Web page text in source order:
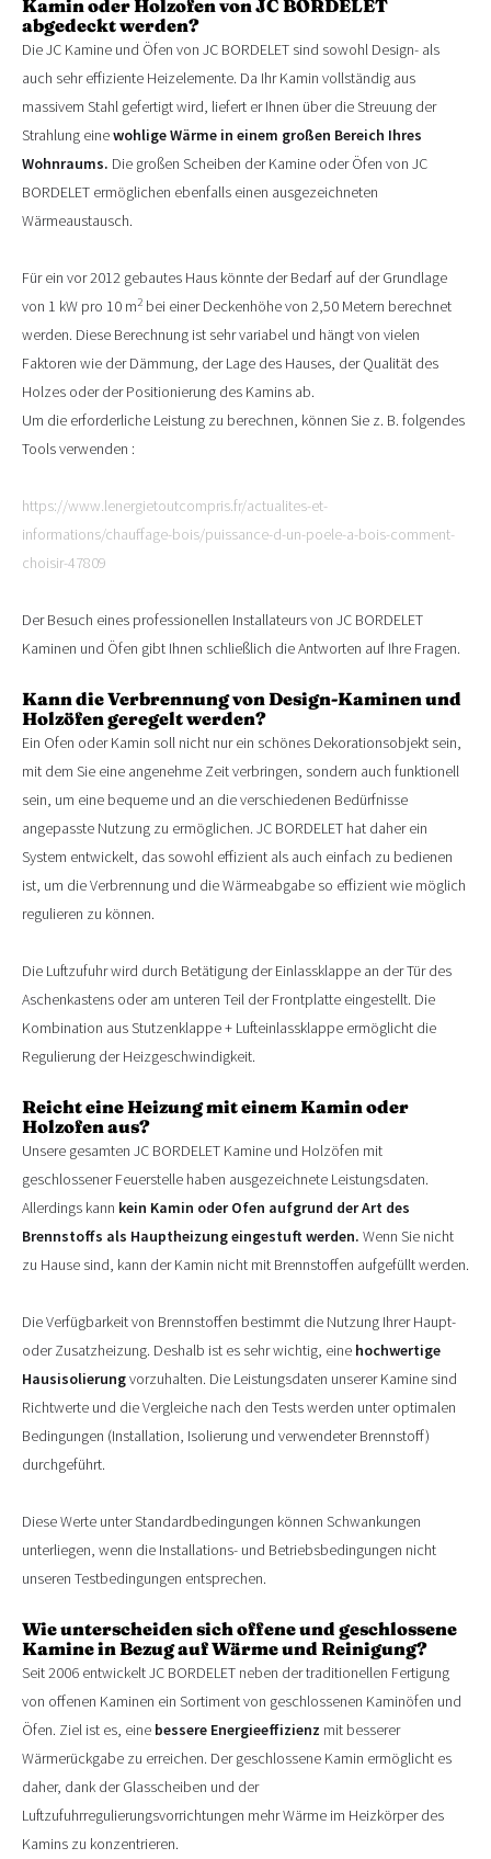
Kamin oder Holzofen von JC BORDELET
abgedeckt werden?
Die JC Kamine und Öfen von JC BORDELET sind sowohl Design- als
auch sehr effiziente Heizelemente. Da Ihr Kamin vollständig aus
massivem Stahl gefertigt wird, liefert er Ihnen über die Streuung der
Strahlung einewohlige Wärme in einem großen Bereich Ihres
Wohnraums. Die großen Scheiben der Kamine oder Öfen von JC
BORDELET ermöglichen ebenfalls einen ausgezeichneten
Wärmeaustausch.
Für ein vor 2012 gebautes Haus könnte der Bedarf auf der Grundlage
von 1 kW pro 10 m2 bei einer Deckenhöhe von 2,50 Metern berechnet
werden. Diese Berechnung ist sehr variabel und hängt von vielen
Faktoren wie der Dämmung, der Lage des Hauses, der Qualität des
Holzes oder der Positionierung des Kamins ab.
Um die erforderliche Leistung zu berechnen, können Sie z. B. folgendes
Tools verwenden :
https://www.lenergietoutcompris.fr/actualites-et-
informations/chauffage-bois/puissance-d-un-poele-a-bois-comment-
choisir-47809
Der Besuch eines professionellen Installateurs von JC BORDELET
Kaminen und Öfen gibt Ihnen schließlich die Antworten auf Ihre Fragen.
Kann die Verbrennung von Design-Kaminen und
Holzöfen geregelt werden?
Ein Ofen oder Kamin soll nicht nur ein schönes Dekorationsobjekt sein,
mit dem Sie eine angenehme Zeit verbringen, sondern auch funktionell
sein, um eine bequeme und an die verschiedenen Bedürfnisse
angepasste Nutzung zu ermöglichen. JC BORDELET hat daher ein
System entwickelt, das sowohl effizient als auch einfach zu bedienen
ist, um die Verbrennung und die Wärmeabgabe so effizient wie möglich
regulieren zu können.
Die Luftzufuhr wird durch Betätigung der Einlassklappe an der Tür des
Aschenkastens oder am unteren Teil der Frontplatte eingestellt. Die
Kombination aus Stutzenklappe + Lufteinlassklappe ermöglicht die
Regulierung der Heizgeschwindigkeit.
Reicht eine Heizung mit einem Kamin oder
Holzofen aus?
Unsere gesamten JC BORDELET Kamine und Holzöfen mit
geschlossener Feuerstelle haben ausgezeichnete Leistungsdaten.
Allerdings kann kein Kamin oder Ofen aufgrund der Art des
Brennstoffs als Hauptheizung eingestuft werden. Wenn Sie nicht
zu Hause sind, kann der Kamin nicht mit Brennstoffen aufgefüllt werden.
Die Verfügbarkeit von Brennstoffen bestimmt die Nutzung Ihrer Haupt-
oder Zusatzheizung. Deshalb ist es sehr wichtig, eine hochwertige
Hausisolierungvorzuhalten. Die Leistungsdaten unserer Kamine sind
Richtwerte und die Vergleiche nach den Tests werden unter optimalen
Bedingungen (Installation, Isolierung und verwendeter Brennstoff)
durchgeführt.
Diese Werte unter Standardbedingungen können Schwankungen
unterliegen, wenn die Installations- und Betriebsbedingungen nicht
unseren Testbedingungen entsprechen.
Wie unterscheiden sich offene und geschlossene
Kamine in Bezug auf Wärme und Reinigung?
Seit 2006 entwickelt JC BORDELET neben der traditionellen Fertigung
von offenen Kaminen ein Sortiment von geschlossenen Kaminöfen und
Öfen. Ziel ist es, eine bessere Energieeffizienz mit besserer
Wärmerückgabe zu erreichen. Der geschlossene Kamin ermöglicht es
daher, dank der Glasscheiben und der
Luftzufuhrregulierungsvorrichtungen mehr Wärme im Heizkörper des
Kamins zu konzentrieren.